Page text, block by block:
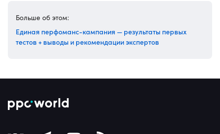
Больше об этом:
Единая перфоманс-кампания — результаты первых
тестов + выводы и рекомендации экспертов